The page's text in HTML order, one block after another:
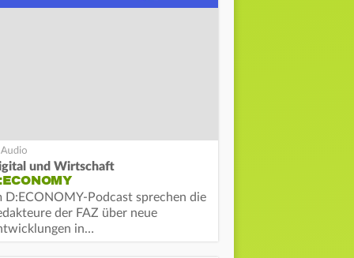
und Wirtschaft
D:ECONOMY-Podcast sprechen die
der FAZ über neue
in…